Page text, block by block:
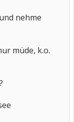
nehme
müde, k.o.